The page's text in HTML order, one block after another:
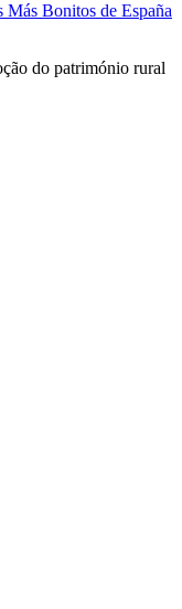
Más Bonitos de España
do património rural